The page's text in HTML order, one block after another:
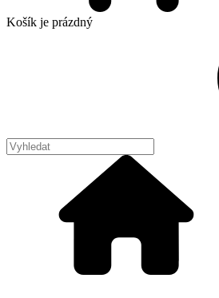
Košík je prázdný